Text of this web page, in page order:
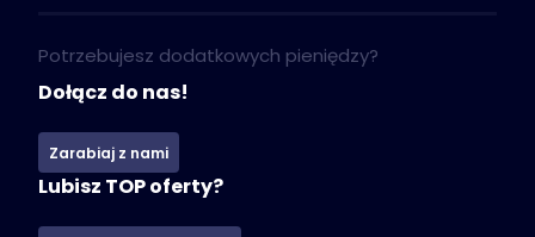
Potrzebujesz dodatkowych pieniędzy?
Dołącz do nas!
Zarabiaj z nami
Lubisz TOP oferty?